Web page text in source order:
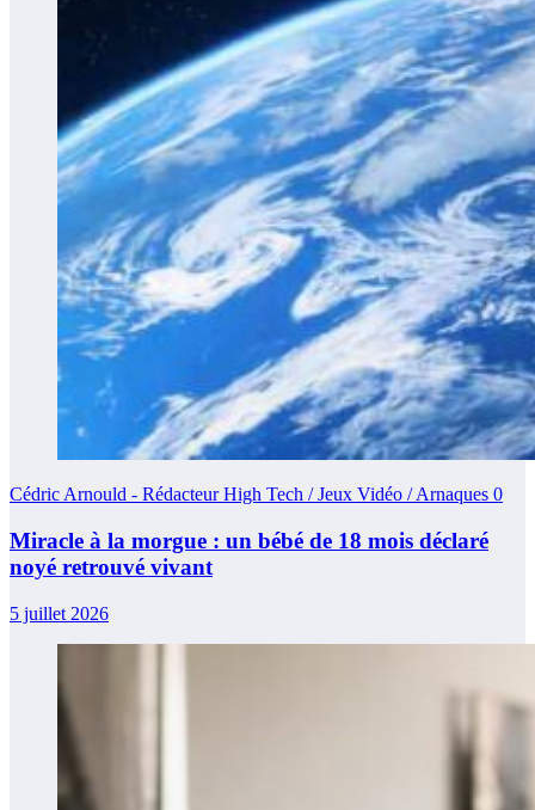
Cédric Arnould - Rédacteur High Tech / Jeux Vidéo / Arnaques 0
Miracle à la morgue : un bébé de 18 mois déclaré
noyé retrouvé vivant
5 juillet 2026